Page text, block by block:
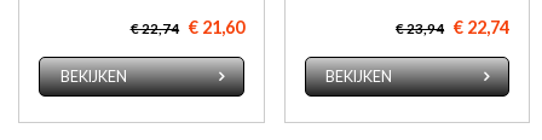
€ 22,74 € 21,60
BEKIJKEN
€ 23,94 € 22,74
BEKIJKEN